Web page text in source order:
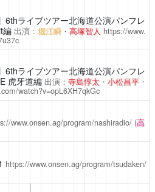
6thライブツアー北海道公演パンフレ
編 出演： 堀江瞬・ 高塚智人 https://www.
6thライブツアー北海道公演パンフレ
虎牙道編 出演： 寺島惇太・ 小松昌平・
watch?v=opL6XH7qkGc
www.onsen.ag/program/nashiradio/ (高
https://www.onsen.ag/program/tsudaken/